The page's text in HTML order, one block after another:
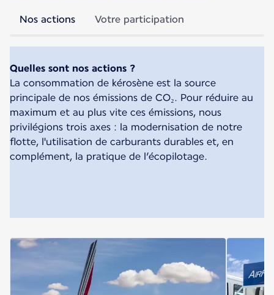
Nos actions Votre participation
Quelles sont nos actions ?
La consommation de kérosène est la source
principale de nos émissions de CO₂. Pour réduire au
maximum et au plus vite ces émissions, nous
privilégions trois axes : la modernisation de notre
flotte, l'utilisation de carburants durables et, en
complément, la pratique de l’écopilotage.